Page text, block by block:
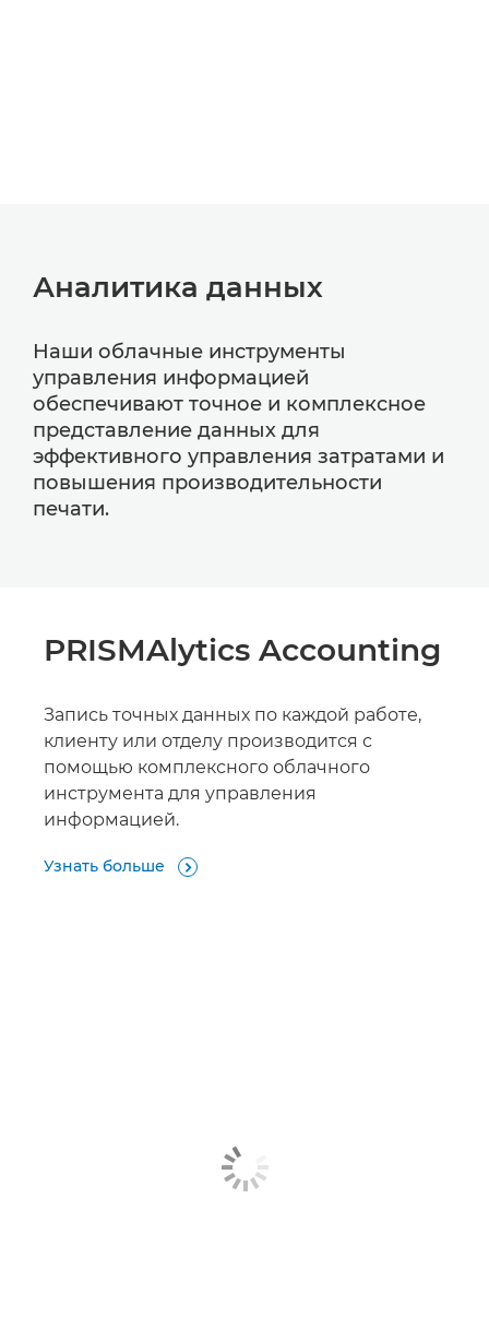
Аналитика данных
Наши облачные инструменты
управления информацией
обеспечивают точное и комплексное
представление данных для
эффективного управления затратами и
повышения производительности
печати.
PRISMAlytics Accounting
Запись точных данных по каждой работе,
клиенту или отделу производится с
помощью комплексного облачного
инструмента для управления
информацией.
Узнать больше 